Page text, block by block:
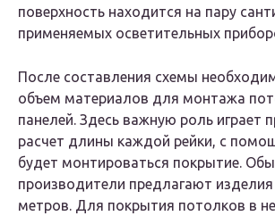
поверхность находится на пару
применяемых осветительных
После составления схемы
объем материалов для монтажа
панелей. Здесь важную роль играет
расчет длины каждой рейки, с
будет монтироваться покрытие.
производители предлагают изделия
метров. Для покрытия потолков в